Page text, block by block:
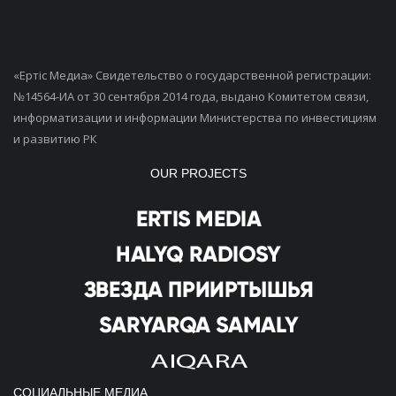
«Ертiс Медиа» Свидетельство о государственной регистрации:
№14564-ИА от 30 сентября 2014 года, выдано Комитетом связи,
информатизации и информации Министерства по инвестициям
и развитию РК
OUR PROJECTS
СОЦИАЛЬНЫЕ МЕДИА